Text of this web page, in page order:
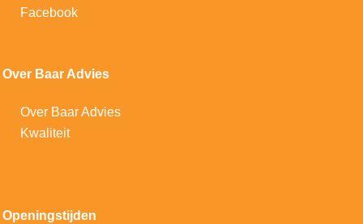
Facebook
Over Baar Advies
Over Baar Advies
Kwaliteit
Openingstijden